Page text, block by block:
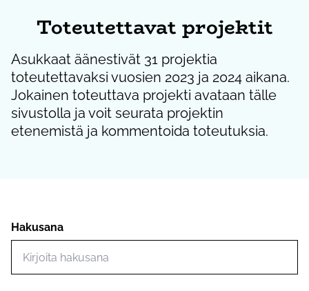
Toteutettavat projektit
Asukkaat äänestivät 31 projektia
toteutettavaksi vuosien 2023 ja 2024 aikana.
Jokainen toteuttava projekti avataan tälle
sivustolla ja voit seurata projektin
etenemistä ja kommentoida toteutuksia.
Hakusana